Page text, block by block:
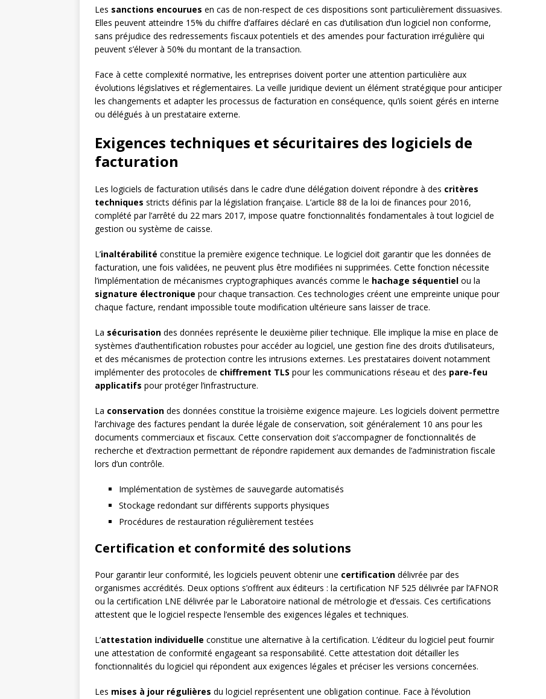
Les sanctions encourues en cas de non-respect de ces dispositions sont particulièrement dissuasives.
Elles peuvent atteindre 15% du chiffre d’affaires déclaré en cas d’utilisation d’un logiciel non conforme,
sans préjudice des redressements fiscaux potentiels et des amendes pour facturation irrégulière qui
peuvent s’élever à 50% du montant de la transaction.
Face à cette complexité normative, les entreprises doivent porter une attention particulière aux
évolutions législatives et réglementaires. La veille juridique devient un élément stratégique pour anticiper
les changements et adapter les processus de facturation en conséquence, qu’ils soient gérés en interne
ou délégués à un prestataire externe.
Exigences techniques et sécuritaires des logiciels de
facturation
Les logiciels de facturation utilisés dans le cadre d’une délégation doivent répondre à des critères
techniques stricts définis par la législation française. L’article 88 de la loi de finances pour 2016,
complété par l’arrêté du 22 mars 2017, impose quatre fonctionnalités fondamentales à tout logiciel de
gestion ou système de caisse.
L’inaltérabilité constitue la première exigence technique. Le logiciel doit garantir que les données de
facturation, une fois validées, ne peuvent plus être modifiées ni supprimées. Cette fonction nécessite
l’implémentation de mécanismes cryptographiques avancés comme le hachage séquentiel ou la
signature électronique pour chaque transaction. Ces technologies créent une empreinte unique pour
chaque facture, rendant impossible toute modification ultérieure sans laisser de trace.
La sécurisation des données représente le deuxième pilier technique. Elle implique la mise en place de
systèmes d’authentification robustes pour accéder au logiciel, une gestion fine des droits d’utilisateurs,
et des mécanismes de protection contre les intrusions externes. Les prestataires doivent notamment
implémenter des protocoles de chiffrement TLS pour les communications réseau et des pare-feu
applicatifs pour protéger l’infrastructure.
La conservation des données constitue la troisième exigence majeure. Les logiciels doivent permettre
l’archivage des factures pendant la durée légale de conservation, soit généralement 10 ans pour les
documents commerciaux et fiscaux. Cette conservation doit s’accompagner de fonctionnalités de
recherche et d’extraction permettant de répondre rapidement aux demandes de l’administration fiscale
lors d’un contrôle.
Implémentation de systèmes de sauvegarde automatisés
Stockage redondant sur différents supports physiques
Procédures de restauration régulièrement testées
Certification et conformité des solutions
Pour garantir leur conformité, les logiciels peuvent obtenir une certification délivrée par des
organismes accrédités. Deux options s’offrent aux éditeurs : la certification NF 525 délivrée par l’AFNOR
ou la certification LNE délivrée par le Laboratoire national de métrologie et d’essais. Ces certifications
attestent que le logiciel respecte l’ensemble des exigences légales et techniques.
L’attestation individuelle constitue une alternative à la certification. L’éditeur du logiciel peut fournir
une attestation de conformité engageant sa responsabilité. Cette attestation doit détailler les
fonctionnalités du logiciel qui répondent aux exigences légales et préciser les versions concernées.
Les mises à jour régulières du logiciel représentent une obligation continue. Face à l’évolution